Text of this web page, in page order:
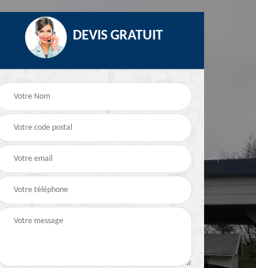
Nettoyage et
29
Peintre et peinture de
façade 29
DEVIS GRATUIT